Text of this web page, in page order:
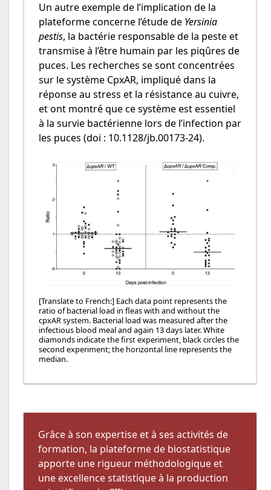
Un autre exemple de l’implication de la
plateforme concerne l’étude de Yersinia
pestis, la bactérie responsable de la peste et
transmise à l’être humain par les piqûres de
puces. Les recherches se sont concentrées
sur le système CpxAR, impliqué dans la
réponse au stress et la résistance au cuivre,
et ont montré que ce système est essentiel
à la survie bactérienne lors de l’infection par
les puces (doi : 10.1128/jb.00173-24).
[Translate to French:] Each data point represents the
ratio of bacterial load in fleas with and without the
cpxAR system. Bacterial load was measured after the
infectious blood meal and again 13 days later. White
diamonds indicate the first experiment, black circles the
second experiment; the horizontal line represents the
median.
Grâce à son expertise et à ses activités de
formation, la plateforme de biostatistique
apporte une rigueur méthodologique et
une excellence statistique à la production